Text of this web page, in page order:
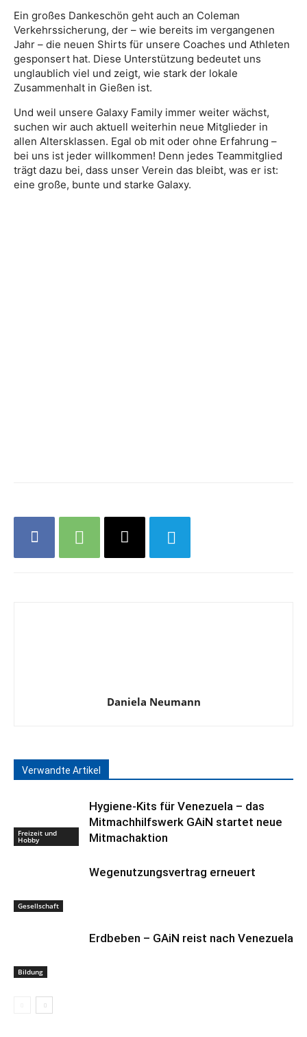
Ein großes Dankeschön geht auch an Coleman
Verkehrssicherung, der – wie bereits im vergangenen
Jahr – die neuen Shirts für unsere Coaches und Athleten
gesponsert hat. Diese Unterstützung bedeutet uns
unglaublich viel und zeigt, wie stark der lokale
Zusammenhalt in Gießen ist.
Und weil unsere Galaxy Family immer weiter wächst,
suchen wir auch aktuell weiterhin neue Mitglieder in
allen Altersklassen. Egal ob mit oder ohne Erfahrung –
bei uns ist jeder willkommen! Denn jedes Teammitglied
trägt dazu bei, dass unser Verein das bleibt, was er ist:
eine große, bunte und starke Galaxy.
Daniela Neumann
Verwandte Artikel
Freizeit und
Hobby
Hygiene-Kits für Venezuela – das
Mitmachhilfswerk GAiN startet neue
Mitmachaktion
Gesellschaft
Wegenutzungsvertrag erneuert
Bildung
Erdbeben – GAiN reist nach Venezuela